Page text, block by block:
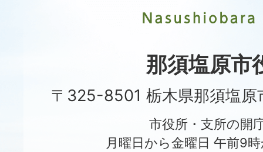
市
City
那須塩原市
〒325-8501 栃木県那須塩原
市役所・支所の開
月曜日から金曜日 午前9